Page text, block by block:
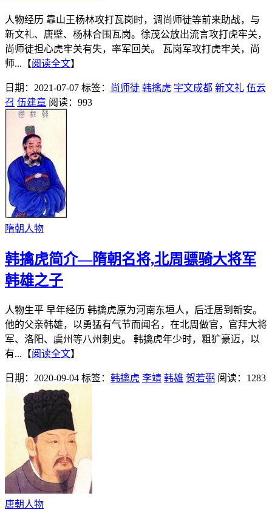
人物经历 靠山王杨林攻打瓦岗时，调尚师徒等前来助战，与
新文礼、唐壁、杨林合围瓦岗。徐茂公放出流言攻打虎牢关，
尚师徒担心虎牢关有失，率军回关。 瓦岗军攻打虎牢关，尚
师...【阅读全文】
日期：2021-07-07 标签： 尚师徒 韩擒虎 宇文成都 新文礼 伍云
召 伍建章 阅读：993
隋朝人物
韩擒虎简介—隋朝名将,北周骠骑大将军
韩雄之子
人物生平 早年经历 韩擒虎原为河南东垣人，后迁居到新安。
他的父亲韩雄，以勇猛有气节而闻名，在北周做官，官拜大将
军、洛阳、虞州等八州刺史。 韩擒虎年少时，粗犷豪迈，以
有...【阅读全文】
日期：2020-09-04 标签： 韩擒虎 李靖 韩雄 贺若弼 阅读：1283
唐朝人物